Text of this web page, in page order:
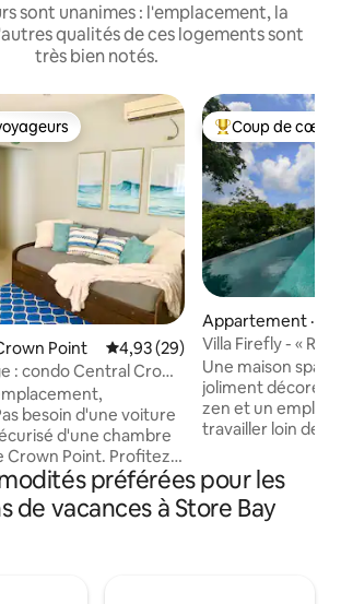
sont unanimes : l'emplacement, la
qualités de ces logements sont
très bien notés.
Point Note moyenne de 4,93 sur 5,
4,93 (29)
: condo Central Crown
besoin d'une voiture
d'une chambre
Point. Profitez
et facile à pied à
et options
boutiques, guichets
Coup de cœur
Coup de cœur
Appartement ·
Villa Firefly - «
Une maison
joliment décorée
zen et un
travailler loin de
confortables,
confortables et
entièrement
préférées pour les
de vacances à Store Bay